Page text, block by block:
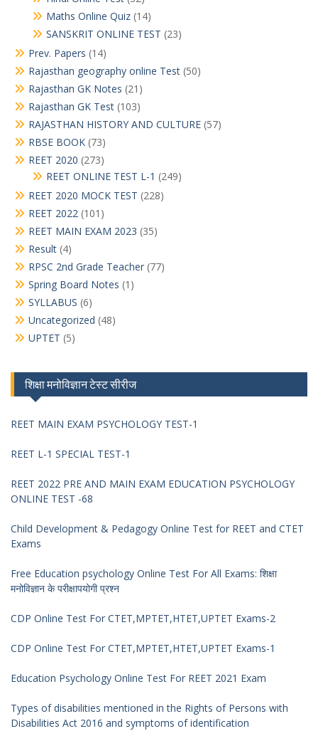
Maths Online Quiz (14)
SANSKRIT ONLINE TEST (23)
Prev. Papers (14)
Rajasthan geography online Test (50)
Rajasthan GK Notes (21)
Rajasthan GK Test (103)
RAJASTHAN HISTORY AND CULTURE (57)
RBSE BOOK (73)
REET 2020 (273)
REET ONLINE TEST L-1 (249)
REET 2020 MOCK TEST (228)
REET 2022 (101)
REET MAIN EXAM 2023 (35)
Result (4)
RPSC 2nd Grade Teacher (77)
Spring Board Notes (1)
SYLLABUS (6)
Uncategorized (48)
UPTET (5)
शिक्षा मनोविज्ञान टेस्ट सीरीज
REET MAIN EXAM PSYCHOLOGY TEST-1
REET L-1 SPECIAL TEST-1
REET 2022 PRE AND MAIN EXAM EDUCATION PSYCHOLOGY
ONLINE TEST -68
Child Development & Pedagogy Online Test for REET and CTET
Exams
Free Education psychology Online Test For All Exams: शिक्षा
मनोविज्ञान के परीक्षापयोगी प्रश्न
CDP Online Test For CTET,MPTET,HTET,UPTET Exams-2
CDP Online Test For CTET,MPTET,HTET,UPTET Exams-1
Education Psychology Online Test For REET 2021 Exam
Types of disabilities mentioned in the Rights of Persons with
Disabilities Act 2016 and symptoms of identification